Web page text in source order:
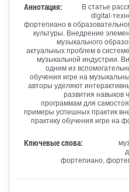
Аннотация:
В статье
digital-
фортепиано в
культуры. Внедрение
музыкального
актуальных проблем в
музыкальной индустрии.
одним из
обучения игре на
авторы уделяют
развития навыков
программам для
примеры успешных практик
практику обучения игре на
Ключевые слова:
фортепиано,